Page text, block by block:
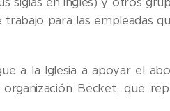
para las empleadas
a la Iglesia a apoyar el
Becket, que